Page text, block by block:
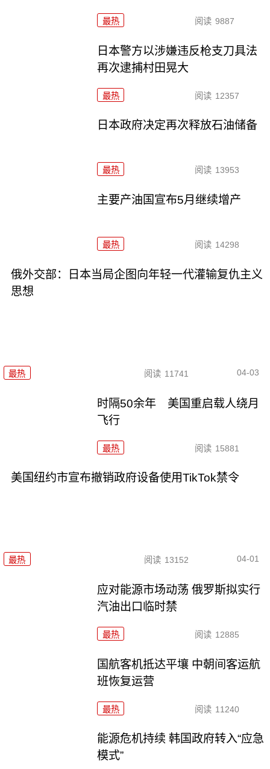
最热 阅读 9887
日本警方以涉嫌违反枪支刀具法
再次逮捕村田晃大
最热 阅读 12357
日本政府决定再次释放石油储备
最热 阅读 13953
主要产油国宣布5月继续增产
最热 阅读 14298
俄外交部：日本当局企图向年轻一代灌输复仇主义
思想
最热 阅读 11741 04-03
时隔50余年 美国重启载人绕月
飞行
最热 阅读 15881
美国纽约市宣布撤销政府设备使用TikTok禁令
最热 阅读 13152 04-01
应对能源市场动荡 俄罗斯拟实行
汽油出口临时禁
最热 阅读 12885
国航客机抵达平壤 中朝间客运航
班恢复运营
最热 阅读 11240
能源危机持续 韩国政府转入“应急
模式”